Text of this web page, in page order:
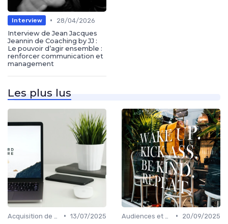
Interview •
28/04/2026
Interview de Jean Jacques
Jeannin de Coaching by JJ :
Le pouvoir d’agir ensemble :
renforcer communication et
management
Les plus lus
• 13/07/2025
•
20/09/2025